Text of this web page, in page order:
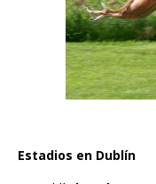
Estadios en Dublín